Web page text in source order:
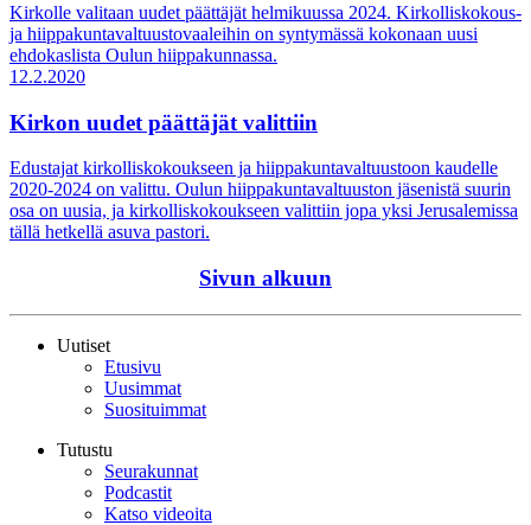
Kirkolle valitaan uudet päättäjät helmikuussa 2024. Kirkolliskokous-
ja hiippakuntavaltuustovaaleihin on syntymässä kokonaan uusi
ehdokaslista Oulun hiippakunnassa.
12.2.2020
Kirkon uudet päättäjät valittiin
Edustajat kirkolliskokoukseen ja hiippakuntavaltuustoon kaudelle
2020-2024 on valittu. Oulun hiippakuntavaltuuston jäsenistä suurin
osa on uusia, ja kirkolliskokoukseen valittiin jopa yksi Jerusalemissa
tällä hetkellä asuva pastori.
Sivun alkuun
Uutiset
Etusivu
Uusimmat
Suosituimmat
Tutustu
Seurakunnat
Podcastit
Katso videoita